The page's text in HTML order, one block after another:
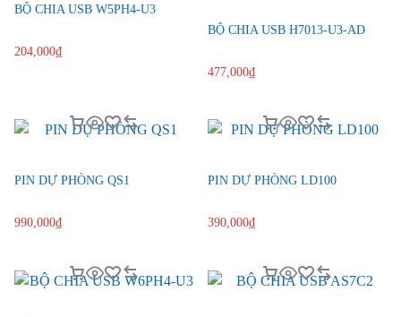
BỘ CHIA USB W5PH4-U3
204,000₫
BỘ CHIA USB H7013-U3-AD
477,000₫
PIN DỰ PHÒNG QS1
990,000₫
PIN DỰ PHÒNG LD100
390,000₫